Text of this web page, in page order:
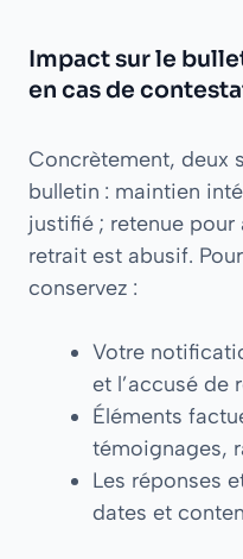
Impact sur le
en cas de
Concrètement, deux
bulletin : maintien
justifié ; retenue
retrait est abusif.
conservez :
Votre
et l’accusé de
Éléments
témoignages,
Les réponses
dates et